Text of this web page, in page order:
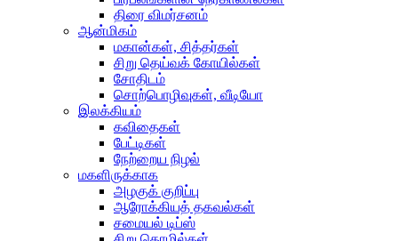
திரை விமர்சனம்
ஆன்மிகம்
மகான்கள், சித்தர்கள்
சிறு தெய்வக் கோயில்கள்
சோதிடம்
சொற்பொழிவுகள், வீடியோ
இலக்கியம்
கவிதைகள்
பேட்டிகள்
நேற்றைய நிழல்
மகளிருக்காக
அழகுக் குறிப்பு
ஆரோக்கியத் தகவல்கள்
சமையல் டிப்ஸ்